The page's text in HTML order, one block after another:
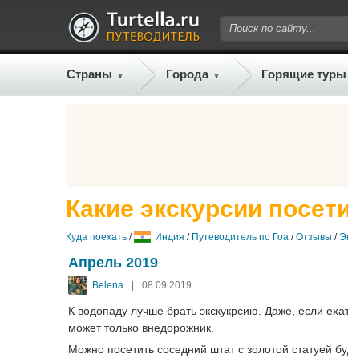
Страны Города Горящие туры
Какие экскурсии
Куда поехать / Индия / Путеводитель по Гоа /Отзывы /
Апрель 2019
Belena | 08.09.2019
К водопаду лучше брать экскукрсию. Даже, если
может только внедорожник.
Можно посетить соседний штат с золотой статуей